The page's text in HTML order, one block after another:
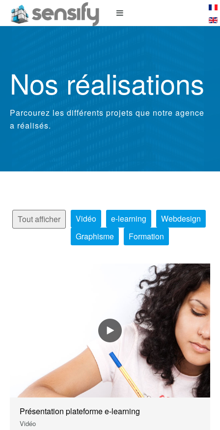
Nos réalisations
Parcourez les différents projets que notre agence
a réalisés.
Tout afficher Vidéo e-learning
Webdesign
Graphisme
Formation
Présentation plateforme e-learning
Vidéo